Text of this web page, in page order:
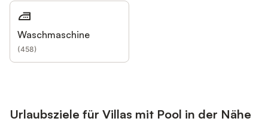
Waschmaschine
(458)
Urlaubsziele für Villas mit Pool in der Nähe